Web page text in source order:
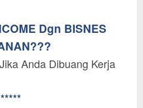
Dgn BISNES
Anda Dibuang Kerja
*****